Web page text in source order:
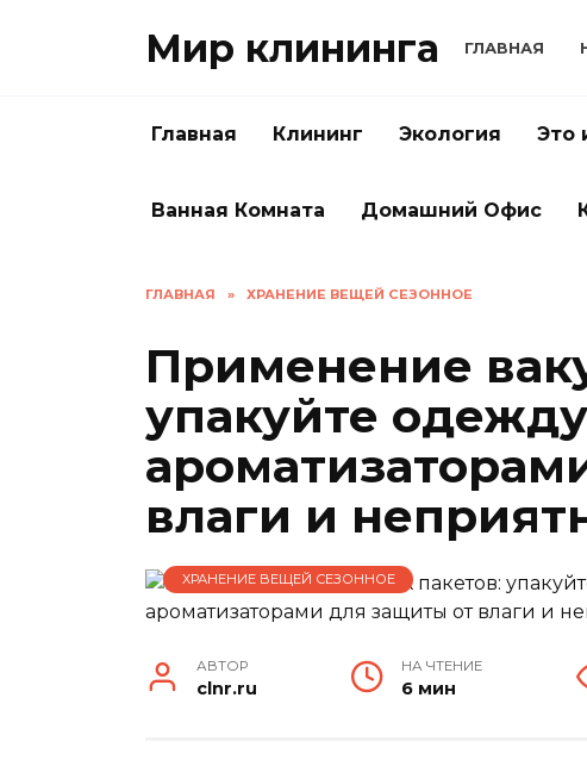
Мир клининга ГЛАВНАЯ
Главная Клининг Экология Это
Ванная Комната Домашний Офис
ГЛАВНАЯ » ХРАНЕНИЕ ВЕЩЕЙ СЕЗОННОЕ
Применение
упакуйте
влаги и
ХРАНЕНИЕ ВЕЩЕЙ СЕЗОННОЕ
АВТОР
clnr.ru
НА ЧТЕНИЕ
6 мин